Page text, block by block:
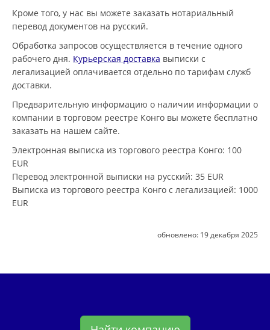
Кроме того, у нас вы можете заказать нотариальный
перевод документов на русский.
Обработка запросов осуществляется в течение одного
рабочего дня. Курьерская доставка выписки с
легализацией оплачивается отдельно по тарифам служб
доставки.
Предварительную информацию о наличии информации о
компании в торговом реестре Конго вы можете бесплатно
заказать на нашем сайте.
Электронная выписка из торгового реестра Конго: 100
EUR
Перевод электронной выписки на русский: 35 EUR
Выписка из торгового реестра Конго с легализацией: 1000
EUR
обновлено: 19 декабря 2025